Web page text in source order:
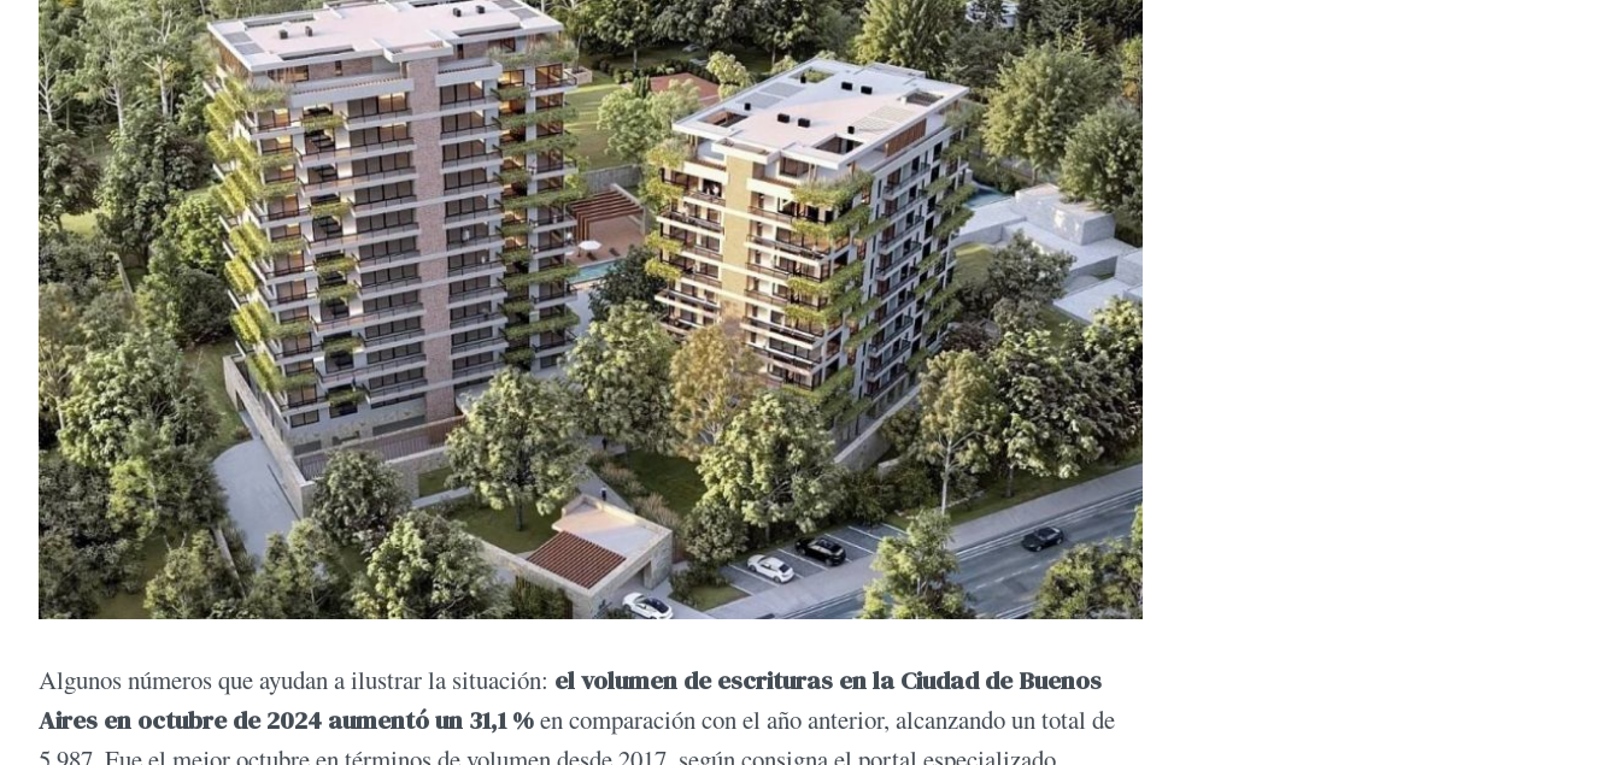
Algunos números que ayudan a ilustrar la situación: el volumen de escrituras en la Ciudad de Buenos
Aires en octubre de 2024 aumentó un 31,1 %en comparación con el año anterior, alcanzando un total de